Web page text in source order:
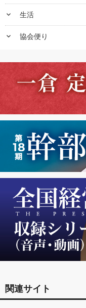
keyboard_arrow_down 生活
keyboard_arrow_down 協会便り
関連サイト